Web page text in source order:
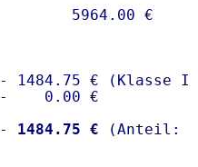
€ (Klasse I)
-    0.00 €
1484.75 €